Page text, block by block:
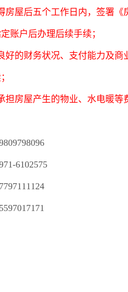
房屋后五个工作日内，签署
账户后办理后续手续；
好的财务状况、支付能力及
担房屋产生的物业、水电暖等
6102575